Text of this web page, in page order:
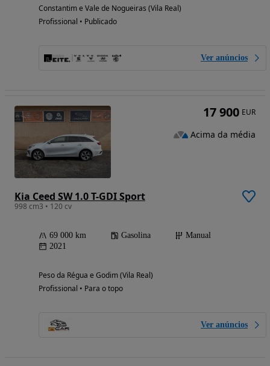
Constantim e Vale de Nogueiras (Vila Real)
Profissional • Publicado
Ver anúncios
Kia Ceed SW 1.0 T-GDI Sport
998 cm3 • 120 cv
69 000 km Gasolina
Manual
2021
Peso da Régua e Godim (Vila Real)
Profissional • Para o topo
Ver anúncios
17 900 EUR
Acima da média